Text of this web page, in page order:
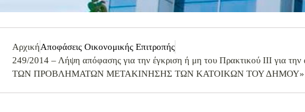
ΑρχικήΑποφάσεις Οικονομικής Επιτροπής
249/2014 – Λήψη απόφασης για την έγκριση ή μη του Πρακτικού
ΤΩΝ ΠΡΟΒΛΗΜΑΤΩΝ ΜΕΤΑΚΙΝΗΣΗΣ ΤΩΝ ΚΑΤΟΙΚΩΝ ΤΟΥ ΔΗΜΟΥ»